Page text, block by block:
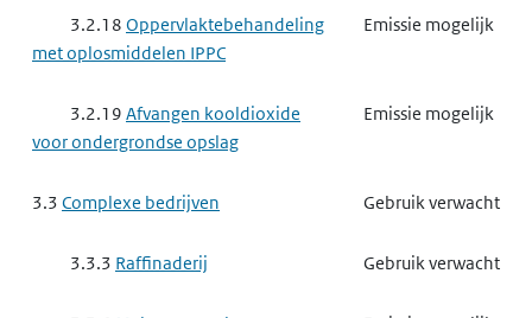
3.2.18 Oppervlaktebehandeling
met oplosmiddelen IPPC
Emissie mogelijk
3.2.19 Afvangen kooldioxide
voor ondergrondse opslag
Emissie mogelijk
3.3 Complexe bedrijven Gebruik verwacht
3.3.3 Raffinaderij Gebruik verwacht